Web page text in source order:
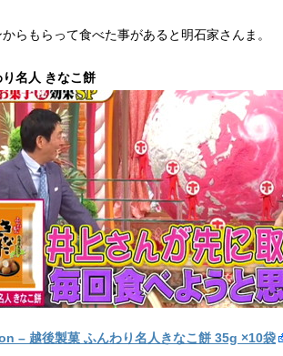
らもらって食べた事があると明石家さんま。
名人 きなこ餅
– 越後製菓 ふんわり名人きなこ餅 35g ×10袋